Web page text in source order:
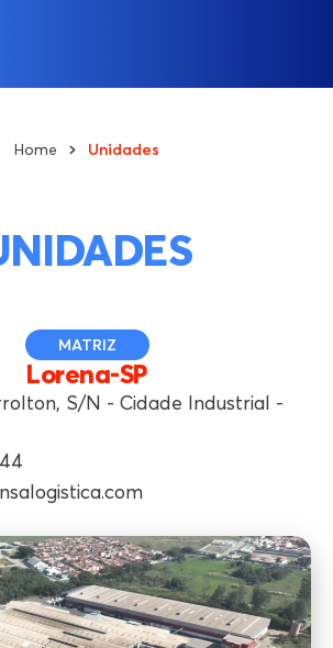
Home Unidades
MATRIZ
Lorena-SP
S/N - Cidade Industrial -